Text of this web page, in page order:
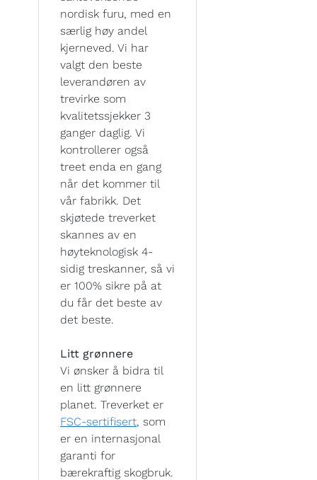
nordisk furu, med en
særlig høy andel
kjerneved. Vi har
valgt den beste
leverandøren av
trevirke som
kvalitetssjekker 3
ganger daglig. Vi
kontrollerer også
treet enda en gang
når det kommer til
vår fabrikk. Det
skjøtede treverket
skannes av en
høyteknologisk 4-
sidig treskanner, så vi
er 100% sikre på at
du får det beste av
det beste.
Litt grønnere
Vi ønsker å bidra til
en litt grønnere
planet. Treverket er
FSC-sertifisert, som
er en internasjonal
garanti for
bærekraftig skogbruk.